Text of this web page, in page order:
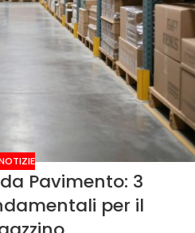
Pavimento: 3
per il